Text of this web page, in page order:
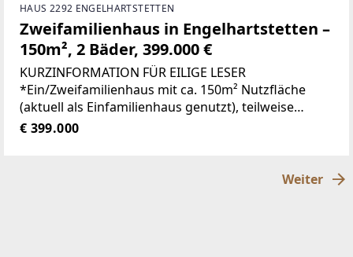
HAUS 2292 ENGELHARTSTETTEN
Zweifamilienhaus in Engelhartstetten –
150m², 2 Bäder, 399.000 €
KURZINFORMATION FÜR EILIGE LESER
*Ein/Zweifamilienhaus mit ca. 150m² Nutzfläche
(aktuell als Einfamilienhaus genutzt), teilweise
renovierungsbedürftig *Einheit 1 bestehend aus:
€ 399.000
Weiter